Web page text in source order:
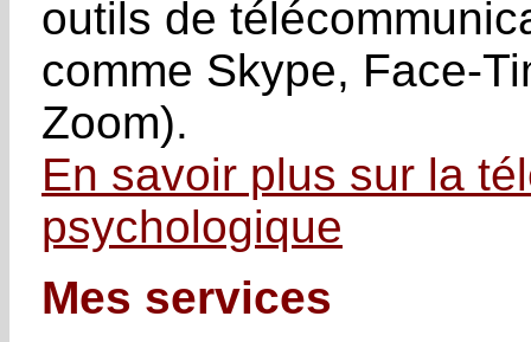
outils de
comme Skype, Face-
Zoom).
En savoir plus sur la
psychologique
Mes services